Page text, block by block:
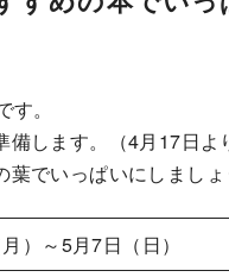
。
備します。（4月17日
でいっぱいにしましょ
）～5月7日（日）